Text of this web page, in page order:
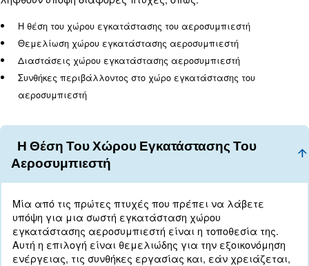
Τι να λάβετε υπόψη
σχεδιασμό ενός χώρου
εγκατάστασης
αεροσυμπιεστή
Όταν πρόκειται για το σχεδιασμό ενός χώρου
αεροσυμπιεστή, μια προκαταρκτική ανάλυση
διεξάγεται απευθείας με τον ειδικό. Επομένως,
ληφθούν υπόψη διάφορες πτυχές, όπως:
Η θέση του χώρου εγκατάστασης του